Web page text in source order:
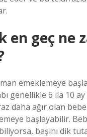
en geç ne
emeklemeye
genellikle 6 ila 10 ay
daha ağır olan
başlayabilir.
başını dik